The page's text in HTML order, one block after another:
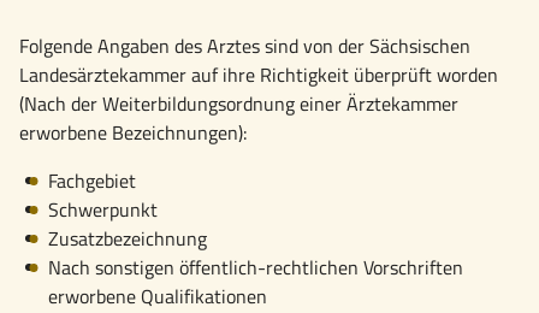
Folgende Angaben des Arztes sind von der Sächsischen
Landesärztekammer auf ihre Richtigkeit überprüft worden
(Nach der Weiterbildungsordnung einer Ärztekammer
erworbene Bezeichnungen):
Fachgebiet
Schwerpunkt
Zusatzbezeichnung
Nach sonstigen öffentlich-rechtlichen Vorschriften
erworbene Qualifikationen